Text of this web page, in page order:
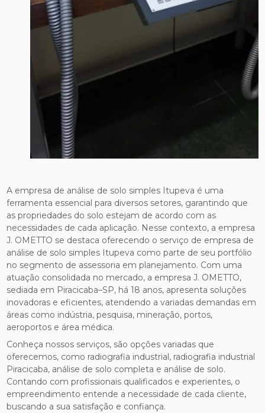
A empresa de análise de solo simples Itupeva é uma
ferramenta essencial para diversos setores, garantindo que
as propriedades do solo estejam de acordo com as
necessidades de cada aplicação. Nesse contexto, a empresa
J. OMETTO se destaca oferecendo o serviço de empresa de
análise de solo simples Itupeva como parte de seu portfólio
no segmento de assessoria em planejamento. Com uma
atuação consolidada no mercado, a empresa J. OMETTO,
sediada em Piracicaba–SP, há 18 anos, apresenta soluções
inovadoras e eficientes, atendendo a variadas demandas em
áreas como indústria, pesquisa, mineração, portos,
aeroportos e área médica.
Conheça nossos serviços, são opções variadas que
oferecemos, como radiografia industrial, radiografia industrial
Piracicaba, análise de solo completa e análise de solo.
Contando com profissionais qualificados e experientes, o
empreendimento entende a necessidade de cada cliente,
buscando a sua satisfação e confiança.